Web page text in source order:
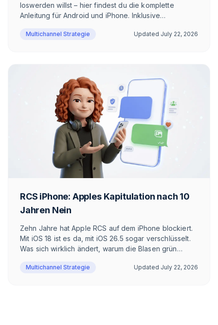
loswerden willst – hier findest du die komplette
Anleitung für Android und iPhone. Inklusive
Einschätzung, wann sich RCS wirklich lohnt.
Multichannel Strategie Updated July 22, 2026
RCS iPhone: Apples Kapitulation nach 10
Jahren Nein
Zehn Jahre hat Apple RCS auf dem iPhone blockiert.
Mit iOS 18 ist es da, mit iOS 26.5 sogar verschlüsselt.
Was sich wirklich ändert, warum die Blasen grün
Multichannel Strategie Updated July 22, 2026